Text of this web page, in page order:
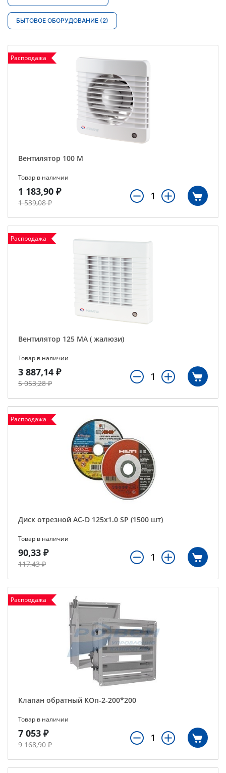
БЫТОВОЕ ОБОРУДОВАНИЕ (2)
Распродажа
Вентилятор 100 М
Товар в наличии
1 183,90 ₽
1 539,08 ₽
Распродажа
Вентилятор 125 МА ( жалюзи)
Товар в наличии
3 887,14 ₽
5 053,28 ₽
Распродажа
Диск отрезной AC-D 125х1.0 SP (1500 шт)
Товар в наличии
90,33 ₽
117,43 ₽
Распродажа
Клапан обратный КОп-2-200*200
Товар в наличии
7 053 ₽
9 168,90 ₽